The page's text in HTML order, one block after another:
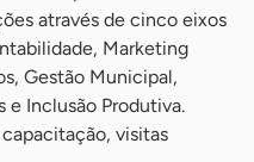
através de cinco eixos
Marketing
Gestão Municipal,
e Inclusão Produtiva.
visitas